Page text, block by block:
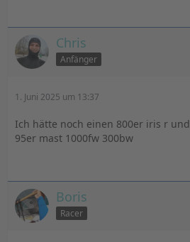
Chris
Anfänger
1. Juni 2025 um 13:37
Ich hätte noch einen 800er iris r
95er mast 1000fw 300bw
Boris
Racer